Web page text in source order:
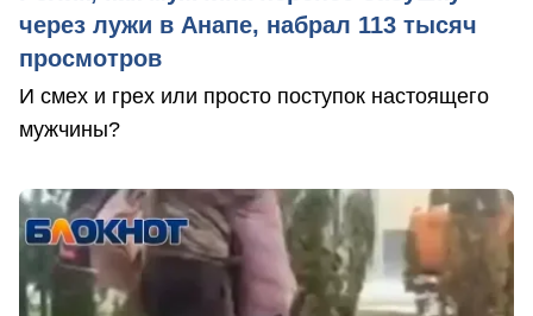
через лужи в Анапе, набрал 113 тысяч
просмотров
И смех и грех или просто поступок настоящего
мужчины?